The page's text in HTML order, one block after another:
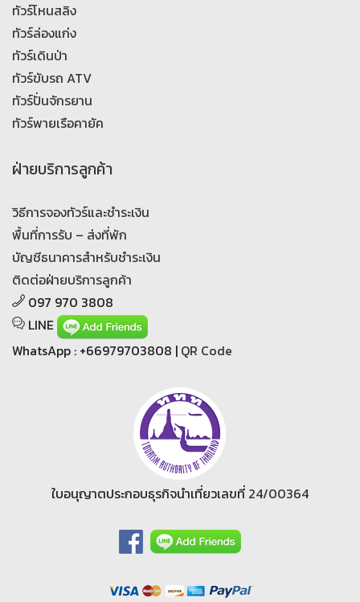
ทัวร์โหนสลิง
ทัวร์ล่องแก่ง
ทัวร์เดินป่า
ทัวร์ขับรถ ATV
ทัวร์ปั่นจักรยาน
ทัวร์พายเรือคายัค
ฝ่ายบริการลูกค้า
วิธีการจองทัวร์และชำระเงิน
พื้นที่การรับ – ส่งที่พัก
บัญชีธนาคารสำหรับชำระเงิน
ติดต่อฝ่ายบริการลูกค้า
097 970 3808
LINE
WhatsApp : +66979703808 | QR Code
ใบอนุญาตประกอบธุรกิจนำเที่ยวเลขที่ 24/00364